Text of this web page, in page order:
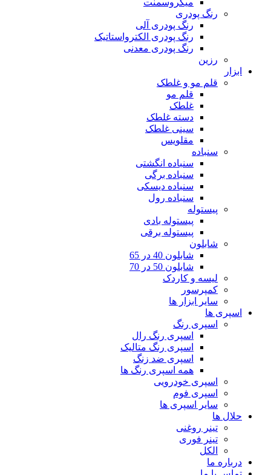
رنگ پودری
رنگ پودری آلی
رنگ پودری الکترواستاتیک
رنگ پودری معدنی
رزین
ابزار
قلم مو و غلطک
قلم مو
غلطک
دسته غلطک
سینی غلطک
مقلویس
سنباده
سنباده انگشتی
سنباده برگی
سنباده دیسکی
سنباده رول
پیستوله
پیستوله بادی
پیستوله برقی
شابلون
شابلون 40 در 65
شابلون 50 در 70
لیسه و کاردک
کمپرسور
سایر ابزار ها
اسپری ها
اسپری رنگ
اسپری رنگ رال
اسپری رنگ متالیک
اسپری ضد زنگ
همه اسپری رنگ ها
اسپری خودرویی
اسپری فوم
سایر اسپری ها
حلال ها
تینر روغنی
تینر فوری
الکل
درباره ما